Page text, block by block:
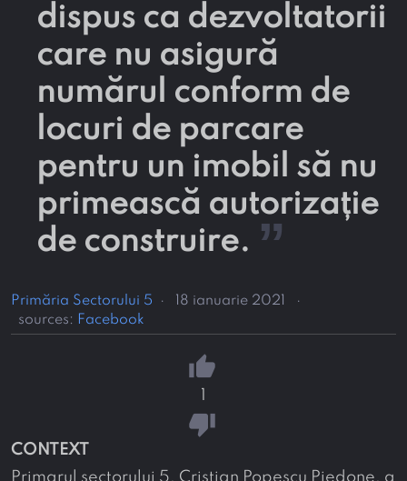
dispus ca dezvoltatorii
care nu asigură
numărul conform de
locuri de parcare
pentru un imobil să nu
primească autorizație
de construire. ”
Primăria Sectorului 5 · 18 ianuarie 2021
·
sources: Facebook
thumb_up
thumb_down
CONTEXT
Primarul sectorului 5, Cristian Popescu Piedone, a